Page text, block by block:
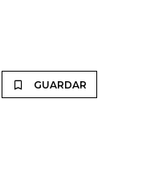
GUARDAR